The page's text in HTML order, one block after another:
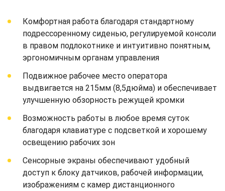
Комфортная работа благодаря стандартному
подрессоренному сиденью, регулируемой консоли
в правом подлокотнике и интуитивно понятным,
эргономичным органам управления
Подвижное рабочее место оператора
выдвигается на 215мм (8,5дюйма) и обеспечивает
улучшенную обзорность режущей кромки
Возможность работы в любое время суток
благодаря клавиатуре с подсветкой и хорошему
освещению рабочих зон
Сенсорные экраны обеспечивают удобный
доступ к блоку датчиков, рабочей информации,
изображениям с камер дистанционного